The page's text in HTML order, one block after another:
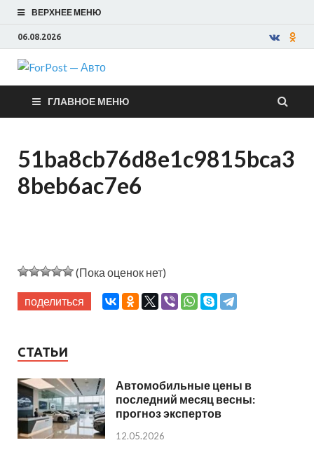
ВЕРХНЕЕ МЕНЮ
06.08.2026
ForPost —
Авто
ГЛАВНОЕ МЕНЮ
51ba8cb76d8e1c9815bca3
8beb6ac7e6
(Пока оценок нет)
поделиться
СТАТЬИ
Автомобильные цены в
последний месяц весны:
прогноз экспертов
12.05.2026